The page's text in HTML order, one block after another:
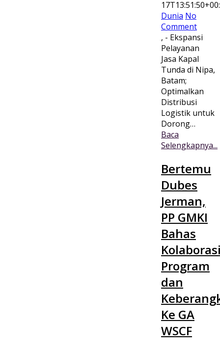
Dunia No
Comment
, - Ekspansi
Pelayanan
Jasa Kapal
Tunda di Nipa,
Batam;
Optimalkan
Distribusi
Logistik untuk
Dorong…
Baca
Selengkapnya...
Bertemu
Dubes
Jerman,
PP GMKI
Bahas
Program
dan
Ke GA
WSCF